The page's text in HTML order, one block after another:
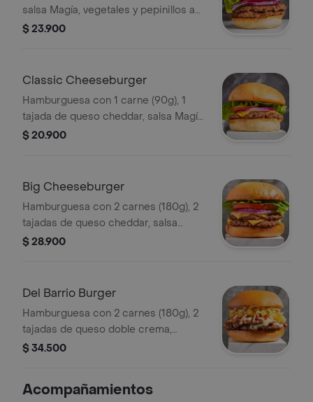
salsa Magía, vegetales y pepinillos a
elección.
$ 23.900
Classic Cheeseburger
Hamburguesa con 1 carne (90g), 1
tajada de queso cheddar, salsa Magía,
vegetales y pepinillos a elección.
$ 20.900
Big Cheeseburger
Hamburguesa con 2 carnes (180g), 2
tajadas de queso cheddar, salsa
Magía, vegetales y pepinillos a
$ 28.900
Del Barrio Burger
Hamburguesa con 2 carnes (180g), 2
tajadas de queso doble crema,
tocineta crocante, piña, papitas
$ 34.500
Acompañamientos